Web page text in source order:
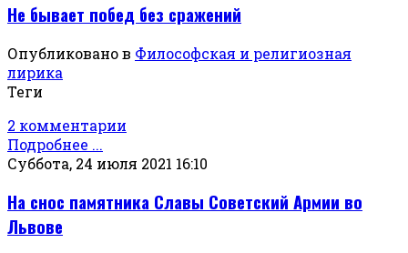
Не бывает побед без сражений
Опубликовано в Философская и религиозная
лирика
Теги
2 комментарии
Подробнее ...
Суббота, 24 июля 2021 16:10
На снос памятника Славы Советский Армии во
Львове